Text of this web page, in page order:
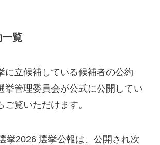
覧
に立候補している候補者の公約
挙管理委員会が公式に公開してい
ご覧いただけます。
挙2026 選挙公報は、公開され次